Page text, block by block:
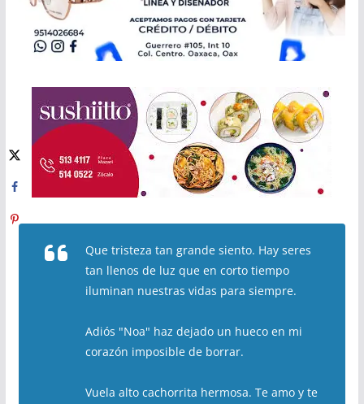
Que tristeza tan grande siento. Hay seres
tan llenos de luz que en corto tiempo
iluminan nuestras vidas para siempre.
Adiós "Noa" haz dejado un hueco en mi
corazón imposible de borrar.
Vuela alto cachorrita hermosa. Te amo y te